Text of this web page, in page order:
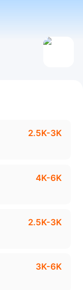
2.5K-3K
4K-6K
2.5K-3K
3K-6K